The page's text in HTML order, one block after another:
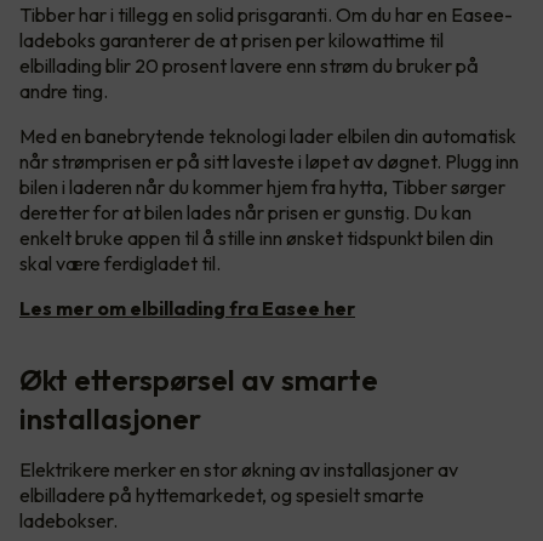
Tibber har i tillegg en solid prisgaranti. Om du har en Easee-
ladeboks garanterer de at prisen per kilowattime til
elbillading blir 20 prosent lavere enn strøm du bruker på
andre ting.
Med en banebrytende teknologi lader elbilen din automatisk
når strømprisen er på sitt laveste i løpet av døgnet. Plugg inn
bilen i laderen når du kommer hjem fra hytta, Tibber sørger
deretter for at bilen lades når prisen er gunstig. Du kan
enkelt bruke appen til å stille inn ønsket tidspunkt bilen din
skal være ferdigladet til.
Les mer om elbillading fra Easee her
Økt etterspørsel av smarte
installasjoner
Elektrikere merker en stor økning av installasjoner av
elbilladere på hyttemarkedet, og spesielt smarte
ladebokser.